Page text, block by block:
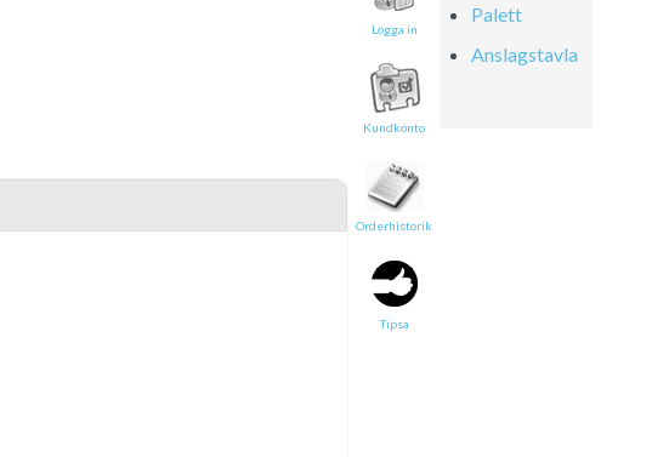
Logga in
Kundkonto
Orderhistorik
Tipsa
Palett
Anslagstavla